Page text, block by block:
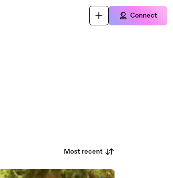
Connect
Most recent